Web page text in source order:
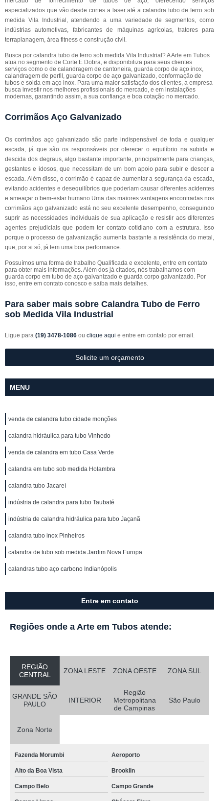
especializados que vão desde cortes a laser até a calandra tubo de ferro sob
medida Vila Industrial, atendendo a uma variedade de segmentos, como
indústrias automotivas, fabricantes de máquinas agrícolas, tratores para
terraplanagem, área fitness e construção civil.
Busca por calandra tubo de ferro sob medida Vila Industrial? A Arte em Tubos
atua no segmento de Corte E Dobra, e disponibiliza para seus clientes
serviços como o de calandragem de cantoneira, guarda corpo de aço inox,
calandragem de perfil, guarda corpo de aço galvanizado, conformação de
tubos e solda em aço inox. Para uma maior satisfação dos clientes, a empresa
busca investir nos melhores profissionais do mercado, e em instalações
modernas, garantindo assim, a sua confiança e boa cotação no mercado.
Corrimãos Aço Galvanizado
Os corrimãos aço galvanizado são parte indispensável de toda e qualquer
escada, já que são os responsáveis por oferecer o equilíbrio na subida e
descida dos degraus, algo bastante importante, principalmente para crianças,
gestantes e idosos, que necessitam de um bom apoio para subir e descer a
escada. Além disso, o corrimão é capaz de aumentar a segurança da escada,
evitando acidentes e desequilíbrios que poderiam causar diferentes acidentes
e ameaçar o bem-estar humano.Uma das maiores vantagens encontradas nos
corrimãos aço galvanizado está no seu excelente desempenho, conseguindo
suprir as necessidades individuais de sua aplicação e resistir aos diferentes
agentes prejudiciais que podem ter contato cotidiano com a estrutura. Isso
porque o processo de galvanização aumenta bastante a resistência do metal,
que, por si só, já tem uma boa performance.
Possuímos uma forma de trabalho Qualificada e excelente, entre em contato
para obter mais informações. Além dos já citados, nós trabalhamos com
guarda corpo em tubo de aço galvanizado e guarda corpo galvanizado. Por
isso, entre em contato conosco e saiba mais detalhes.
Para saber mais sobre Calandra Tubo de Ferro
sob Medida Vila Industrial
Ligue para (19) 3478-1086 ou clique aqui e entre em contato por email.
Solicite um orçamento
MENU
venda de calandra tubo cidade monções
calandra hidráulica para tubo Vinhedo
venda de calandra em tubo Casa Verde
calandra em tubo sob medida Holambra
calandra tubo Jacareí
indústria de calandra para tubo Taubaté
indústria de calandra hidráulica para tubo Jaçanã
calandra tubo inox Pinheiros
calandra de tubo sob medida Jardim Nova Europa
calandras tubo aço carbono Indianópolis
Entre em contato
Regiões onde a Arte em Tubos atende:
REGIÃO
CENTRAL
ZONA LESTE ZONA OESTE ZONA SUL
GRANDE SÃO
PAULO
INTERIOR
Região
Metropolitana
de Campinas
São Paulo
Zona Norte
Fazenda Morumbi Aeroporto
Alto da Boa Vista Brooklin
Campo Belo Campo Grande